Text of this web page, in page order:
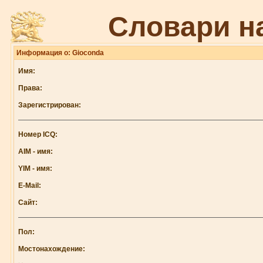
Словари
Информация о: Gioconda
Имя:
Права:
Зарегистрирован:
Номер ICQ:
AIM - имя:
YIM - имя:
E-Mail:
Сайт:
Пол:
Мостонахождение: